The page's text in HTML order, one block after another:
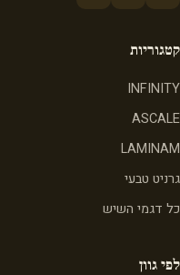
קטגוריות
INFINITY
ASCALE
LAMINAM
גרניט טבעי
כל דגמי השיש
לפי גוון